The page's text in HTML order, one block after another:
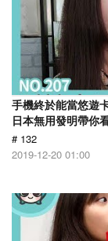
手機終於能當悠遊
日本無用發明帶你
# 132
2019-12-20 01:00